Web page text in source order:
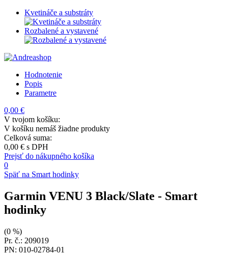
Kvetináče a substráty
Rozbalené a vystavené
Hodnotenie
Popis
Parametre
0,00 €
V tvojom košíku:
V košíku nemáš žiadne produkty
Celková suma:
0,00 € s DPH
Prejsť do nákupného košíka
0
Späť na Smart hodinky
Garmin VENU 3 Black/Slate - Smart
hodinky
(0 %)
Pr. č.: 209019
PN: 010-02784-01